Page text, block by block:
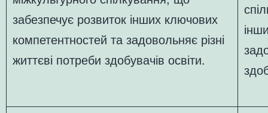
забезпечує розвиток інших ключових
компетентностей та задовольняє різні
життєві потреби здобувачів освіти.